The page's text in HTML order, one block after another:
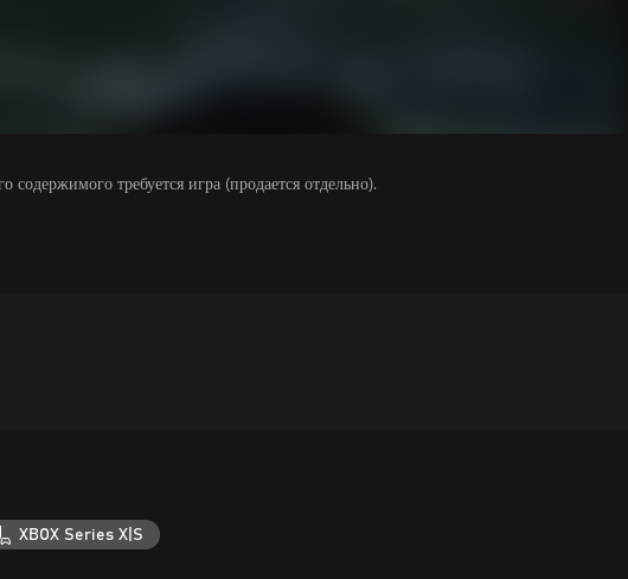
содержимого требуется игра (продается отдельно).
XBOX Series X|S